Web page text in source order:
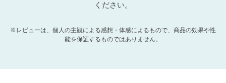
ください。
※レビューは、個人の主観による感想・体感によるもので、商品の効果や性
能を保証するものではありません。